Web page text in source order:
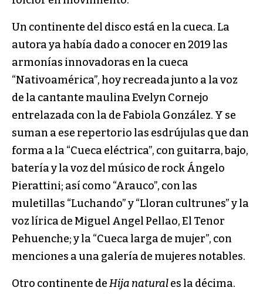
Un continente del disco está en la cueca. La
autora ya había dado a conocer en 2019 las
armonías innovadoras en la cueca
“Nativoamérica”, hoy recreada junto a la voz
de la cantante maulina Evelyn Cornejo
entrelazada con la de Fabiola González. Y se
suman a ese repertorio las esdrújulas que dan
forma a la “Cueca eléctrica”, con guitarra, bajo,
batería y la voz del músico de rock Ángelo
Pierattini; así como “Arauco”, con las
muletillas “Luchando” y “Lloran cultrunes” y la
voz lírica de Miguel Angel Pellao, El Tenor
Pehuenche; y la “Cueca larga de mujer”, con
menciones a una galería de mujeres notables.
Otro continente deHija naturales la décima.